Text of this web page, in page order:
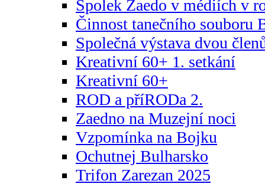
Spolek Zaedo v médiích v
Činnost tanečního souboru
Společná výstava dvou
Kreativní 60+ 1. setkání
Kreativní 60+
ROD a příRODa 2.
Zaedno na Muzejní noci
Vzpomínka na Bojku
Ochutnej Bulharsko
Trifon Zarezan 2025